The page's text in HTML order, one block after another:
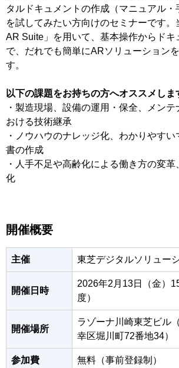
タルドキュメントの作成（マニュアル・
を試してみたい方向けのセミナーです
AR Suite」を用いて、基本操作からドキ
で、だれでも簡単にARソリューション
す。
以下の課題をお持ちの方へオススメしま
・製造現場、設備の運用・保全、メン
おける技術継承
・ノウハウのナレッジ化、わかりやす
書の作成
・人手不足や高齢化による働き方の変
化
開催概要
主催 東芝デジタルソリュー
開催日時
2026年2月13日（金）
度）
開催場所
ラゾーナ川崎東芝ビル
幸区堀川町72番地34）
参加費 無料（事前登録制）